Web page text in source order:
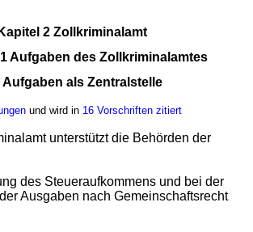
Kapitel 2 Zollkriminalamt
Aufgaben des Zollkriminalamtes
Aufgaben als Zentralstelle
und wird in 16 Vorschriften zitiert
unterstützt die Behörden der
des Steueraufkommens und bei der
Ausgaben nach Gemeinschaftsrecht